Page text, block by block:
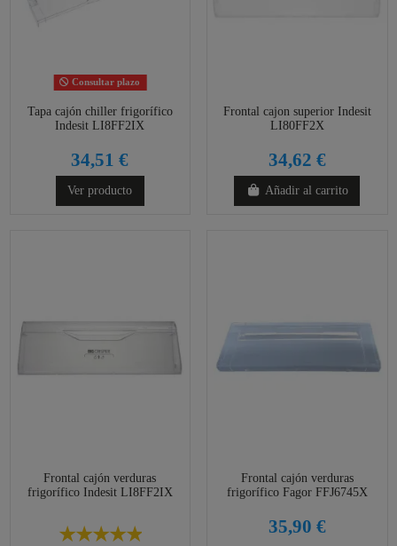
Consultar plazo
Tapa cajón chiller frigorífico
Indesit LI8FF2IX
34,51 €
Ver producto
Frontal cajon superior Indesit
LI80FF2X
34,62 €
Añadir al carrito
Frontal cajón verduras
frigorífico Indesit LI8FF2IX
Frontal cajón verduras
frigorífico Fagor FFJ6745X
35,90 €